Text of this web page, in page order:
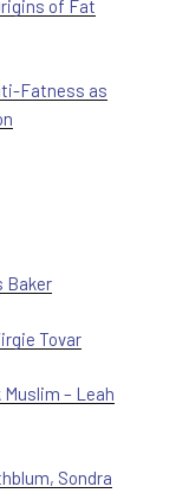
of Fat
Fatness as
Baker
Tovar
– Leah
Sondra